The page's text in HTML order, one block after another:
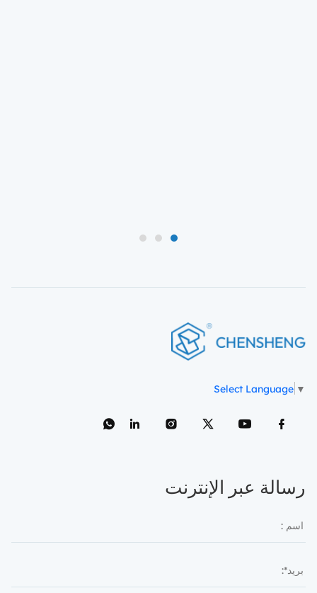
1
2
3
Select Language ▼
رسالة عبر الإنترنت